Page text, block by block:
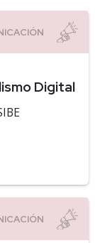
Digital